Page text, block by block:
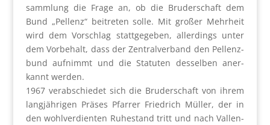
samm­lung die Fra­ge an, ob die Bru­der­schaft dem
Bund „Pel­lenz“ bei­tre­ten sol­le. Mit gro­ßer Mehr­heit
wird dem Vor­schlag statt­ge­ge­ben, aller­dings unter
dem Vor­be­halt, dass der Zen­tral­ver­band den Pel­lenz­
bund auf­nimmt und die Sta­tu­ten des­sel­ben aner­
kannt wer­den.
1967 ver­ab­schie­det sich die Bru­der­schaft von ihrem
lang­jäh­ri­gen Prä­ses Pfar­rer Fried­rich Mül­ler, der in
den wohl­ver­dien­ten Ruhe­stand tritt und nach Val­len­